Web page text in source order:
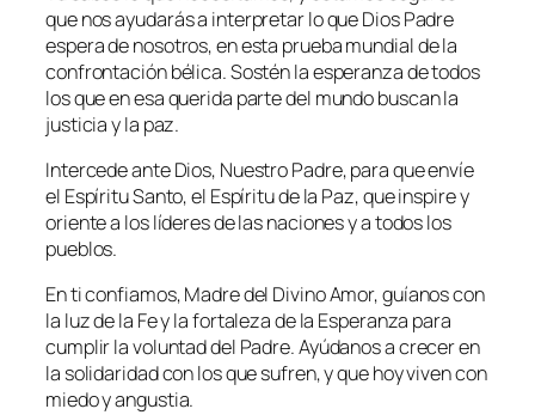
que nos ayudarás a interpretar lo que Dios Padre
espera de nosotros, en esta prueba mundial de la
confrontación bélica. Sostén la esperanza de todos
los que en esa querida parte del mundo buscan la
justicia y la paz.
Intercede ante Dios, Nuestro Padre, para que envíe
el Espíritu Santo, el Espíritu de la Paz, que inspire y
oriente a los líderes de las naciones y a todos los
pueblos.
En ti confiamos, Madre del Divino Amor, guíanos con
la luz de la Fe y la fortaleza de la Esperanza para
cumplir la voluntad del Padre. Ayúdanos a crecer en
la solidaridad con los que sufren, y que hoy viven con
miedo y angustia.